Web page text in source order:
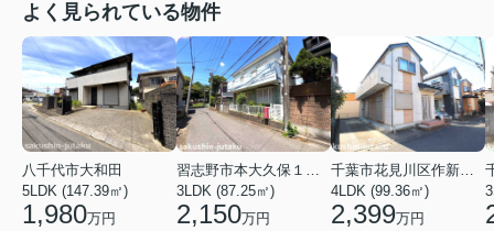
よく見られている物件
八千代市大和田
5LDK (147.39㎡)
1,980万円
習志野市本大久保１丁目
3LDK (87.25㎡)
2,150万円
千葉市花見川区作新台７丁目
4LDK (99.36㎡)
2,399万円